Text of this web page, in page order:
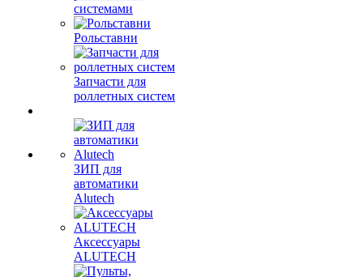
системами
Рольставни
Запчасти для
роллетных систем
ЗИП для
автоматики
Alutech
Аксессуары
ALUTECH